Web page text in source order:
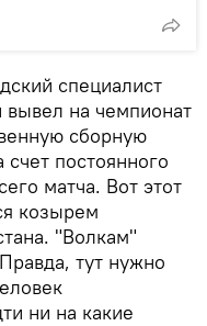
специалист
вывел на чемпионат
сборную
постоянного
матча. Вот этот
козырем
"Волкам"
тут нужно
ни на какие